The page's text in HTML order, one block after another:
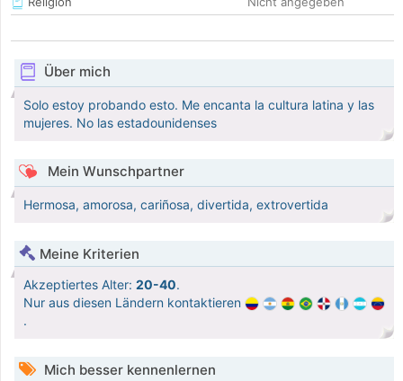
Über mich
Solo estoy probando esto. Me encanta la cultura latina y las
mujeres. No las estadounidenses
Mein Wunschpartner
Hermosa, amorosa, cariñosa, divertida, extrovertida
Meine Kriterien
Akzeptiertes Alter: 20-40.
Nur aus diesen Ländern kontaktieren
.
Mich besser kennenlernen